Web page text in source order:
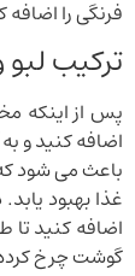
فرنگی را
ترکیب
پس از اینکه
اضافه کنید و
باعث می شود
غذا بهبود
اضافه کنید تا
گوشت چرخ